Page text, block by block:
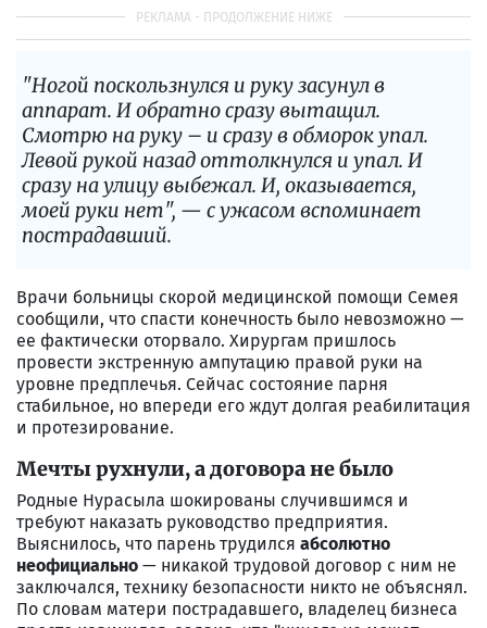
"Ногой поскользнулся и руку засунул в
аппарат. И обратно сразу вытащил.
Смотрю на руку – и сразу в обморок упал.
Левой рукой назад оттолкнулся и упал. И
сразу на улицу выбежал. И, оказывается,
моей руки нет", — с ужасом вспоминает
пострадавший.
Врачи больницы скорой медицинской помощи Семея
сообщили, что спасти конечность было невозможно —
ее фактически оторвало. Хирургам пришлось
провести экстренную ампутацию правой руки на
уровне предплечья. Сейчас состояние парня
стабильное, но впереди его ждут долгая реабилитация
и протезирование.
Мечты рухнули, а договора не было
Родные Нурасыла шокированы случившимся и
требуют наказать руководство предприятия.
Выяснилось, что парень трудился абсолютно
неофициально — никакой трудовой договор с ним не
заключался, технику безопасности никто не объяснял.
По словам матери пострадавшего, владелец бизнеса